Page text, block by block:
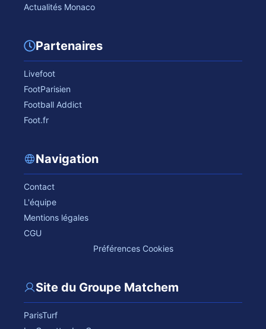
Actualités Monaco
Partenaires
Livefoot
FootParisien
Football Addict
Foot.fr
Navigation
Contact
L'équipe
Mentions légales
CGU
Préférences Cookies
Site du Groupe Matchem
ParisTurf